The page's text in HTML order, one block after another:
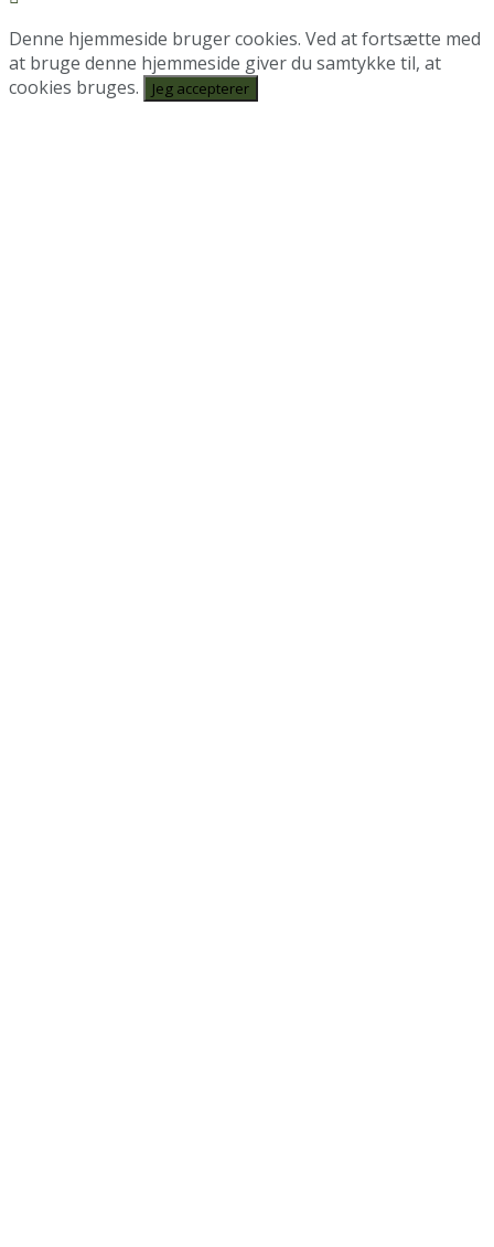
Denne hjemmeside bruger cookies. Ved at fortsætte med
at bruge denne hjemmeside giver du samtykke til, at
cookies bruges.
Jeg accepterer